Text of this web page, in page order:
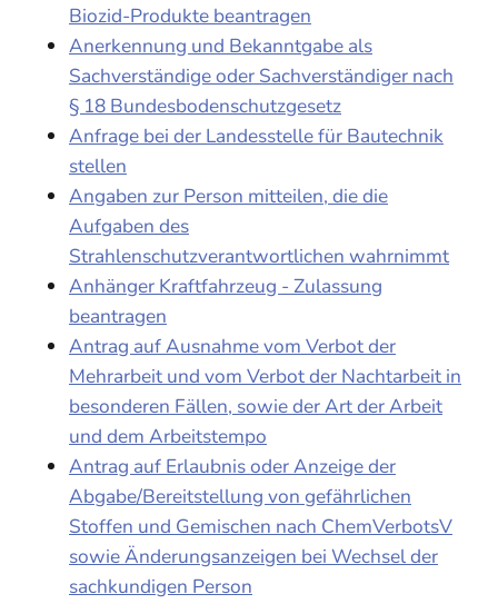
Biozid-Produkte beantragen
Anerkennung und Bekanntgabe als
Sachverständige oder Sachverständiger nach
§ 18 Bundesbodenschutzgesetz
Anfrage bei der Landesstelle für Bautechnik
stellen
Angaben zur Person mitteilen, die die
Aufgaben des
Strahlenschutzverantwortlichen wahrnimmt
Anhänger Kraftfahrzeug - Zulassung
beantragen
Antrag auf Ausnahme vom Verbot der
Mehrarbeit und vom Verbot der Nachtarbeit in
besonderen Fällen, sowie der Art der Arbeit
und dem Arbeitstempo
Antrag auf Erlaubnis oder Anzeige der
Abgabe/Bereitstellung von gefährlichen
Stoffen und Gemischen nach ChemVerbotsV
sowie Änderungsanzeigen bei Wechsel der
sachkundigen Person